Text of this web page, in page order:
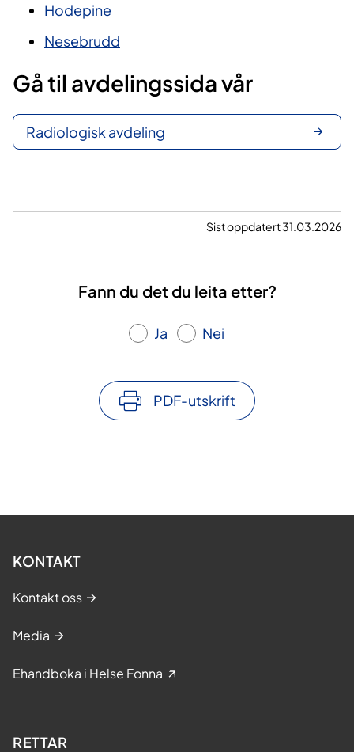
Hodepine
Nesebrudd
Gå til avdelingssida vår
Radiologisk avdeling
Sist oppdatert 31.03.2026
Fann du det du leita etter?
Ja Nei
PDF-utskrift
KONTAKT
Kontakt oss
Media
Ehandboka i Helse Fonna
RETTAR